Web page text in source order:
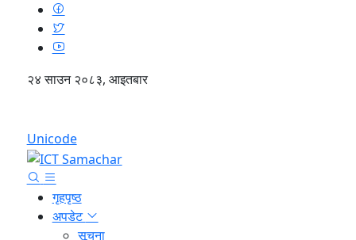
२४ साउन २०८३, आइतबार
Unicode
गृहपृष्ठ
अपडेट
सूचना